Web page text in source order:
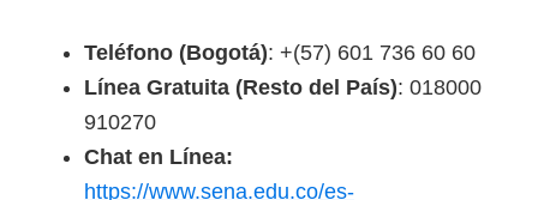
Teléfono (Bogotá): +(57) 601 736 60 60
Línea Gratuita (Resto del País): 018000
910270
Chat en Línea:
https://www.sena.edu.co/es-